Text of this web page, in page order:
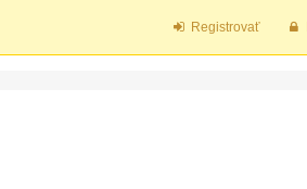
Registrovať